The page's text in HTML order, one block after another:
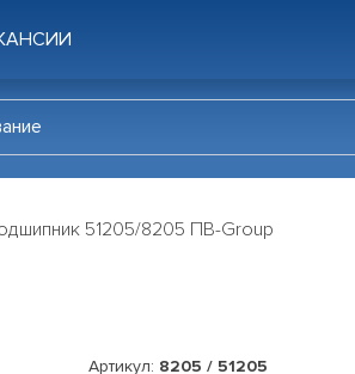
51205/8205 ПВ-Group
Артикул: 8205 / 51205